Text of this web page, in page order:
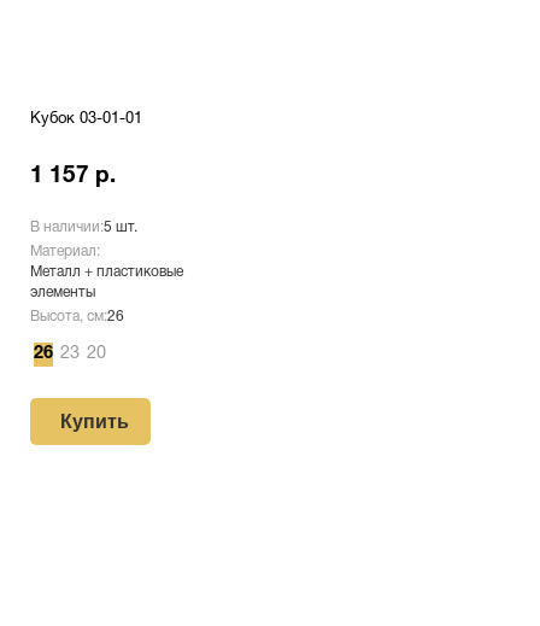
Кубок 03-01-01
1 157 р.
В наличии:5 шт.
Материал:
Металл + пластиковые
элементы
Высота, см:26
26 23 20
Купить